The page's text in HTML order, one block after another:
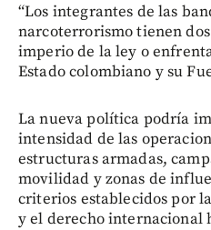
“Los integrantes de las
narcoterrorismo tienen
imperio de la ley o
Estado colombiano y su
La nueva política podría
intensidad de las
estructuras armadas,
movilidad y zonas de
criterios establecidos por
y el derecho internacional